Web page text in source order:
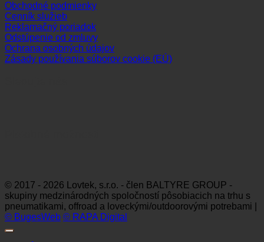
Obchodné podmienky
Cenník služieb
Reklamačný poriadok
Odstúpenie od zmluvy
Ochrana osobných údajov
Zásady používania súborov cookie (EÚ)
© 2017 - 2026 Lovtek, s.r.o. - člen BALTYRE GROUP -
skupiny medzinárodných spoločností pôsobiacich na trhu s
pneumatikami, offroad a loveckými/outdoorovými potrebami |
© BugesWeb © RAPA Digital